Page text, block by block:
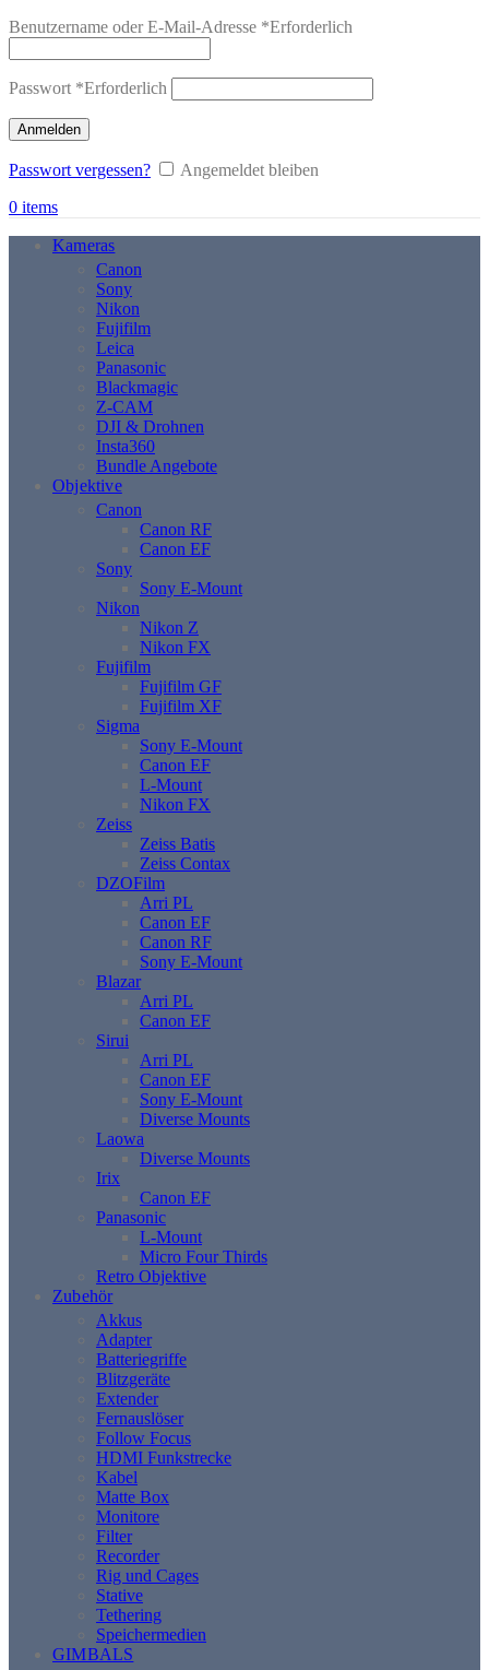
Benutzername oder E-Mail-Adresse *Erforderlich
Passwort *Erforderlich
Anmelden
Passwort vergessen?
Angemeldet bleiben
0 items
Kameras
Canon
Sony
Nikon
Fujifilm
Leica
Panasonic
Blackmagic
Z-CAM
DJI & Drohnen
Insta360
Bundle Angebote
Objektive
Canon
Canon RF
Canon EF
Sony
Sony E-Mount
Nikon
Nikon Z
Nikon FX
Fujifilm
Fujifilm GF
Fujifilm XF
Sigma
Sony E-Mount
Canon EF
L-Mount
Nikon FX
Zeiss
Zeiss Batis
Zeiss Contax
DZOFilm
Arri PL
Canon EF
Canon RF
Sony E-Mount
Blazar
Arri PL
Canon EF
Sirui
Arri PL
Canon EF
Sony E-Mount
Diverse Mounts
Laowa
Diverse Mounts
Irix
Canon EF
Panasonic
L-Mount
Micro Four Thirds
Retro Objektive
Zubehör
Akkus
Adapter
Batteriegriffe
Blitzgeräte
Extender
Fernauslöser
Follow Focus
HDMI Funkstrecke
Kabel
Matte Box
Monitore
Filter
Recorder
Rig und Cages
Stative
Tethering
Speichermedien
GIMBALS